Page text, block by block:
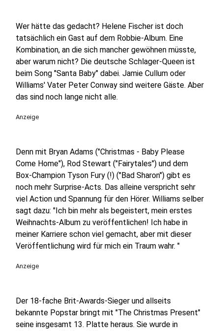
Wer hätte das gedacht? Helene Fischer ist doch
tatsächlich ein Gast auf dem Robbie-Album. Eine
Kombination, an die sich mancher gewöhnen müsste,
aber warum nicht? Die deutsche Schlager-Queen ist
beim Song "Santa Baby" dabei. Jamie Cullum oder
Williams' Vater Peter Conway sind weitere Gäste. Aber
das sind noch lange nicht alle.
Anzeige
Denn mit Bryan Adams ("Christmas - Baby Please
Come Home"), Rod Stewart ("Fairytales") und dem
Box-Champion Tyson Fury (!) ("Bad Sharon") gibt es
noch mehr Surprise-Acts. Das alleine verspricht sehr
viel Action und Spannung für den Hörer. Williams selber
sagt dazu: "Ich bin mehr als begeistert, mein erstes
Weihnachts-Album zu veröffentlichen! Ich habe in
meiner Karriere schon viel gemacht, aber mit dieser
Veröffentlichung wird für mich ein Traum wahr. "
Anzeige
Der 18-fache Brit-Awards-Sieger und allseits
bekannte Popstar bringt mit "The Christmas Present"
seine insgesamt 13. Platte heraus. Sie wurde in